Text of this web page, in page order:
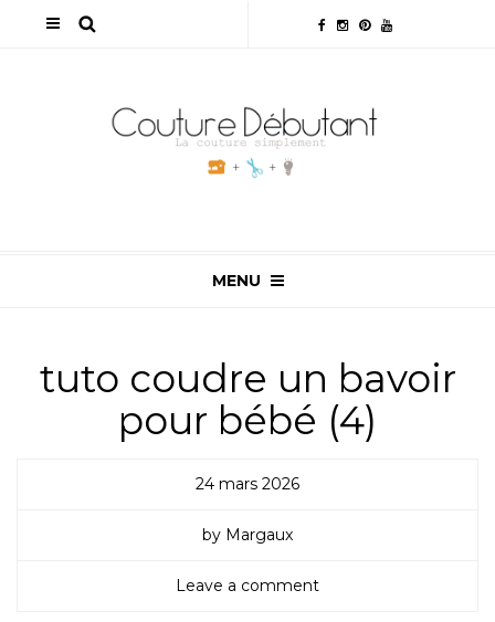
MENU
tuto coudre un bavoir
pour bébé (4)
24 mars 2026
by Margaux
Leave a comment